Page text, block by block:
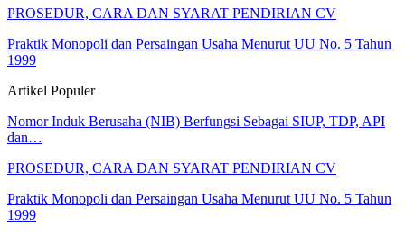
PROSEDUR, CARA DAN SYARAT PENDIRIAN CV
Praktik Monopoli dan Persaingan Usaha Menurut UU No. 5 Tahun
1999
Artikel Populer
Nomor Induk Berusaha (NIB) Berfungsi Sebagai SIUP, TDP, API
dan…
PROSEDUR, CARA DAN SYARAT PENDIRIAN CV
Praktik Monopoli dan Persaingan Usaha Menurut UU No. 5 Tahun
1999